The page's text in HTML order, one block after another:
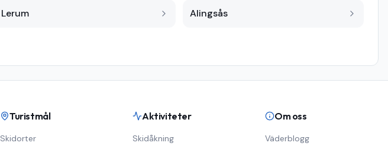
Lerum Alingsås
Turistmål
Skidorter
Aktiviteter
Skidåkning
Om oss
Väderblogg